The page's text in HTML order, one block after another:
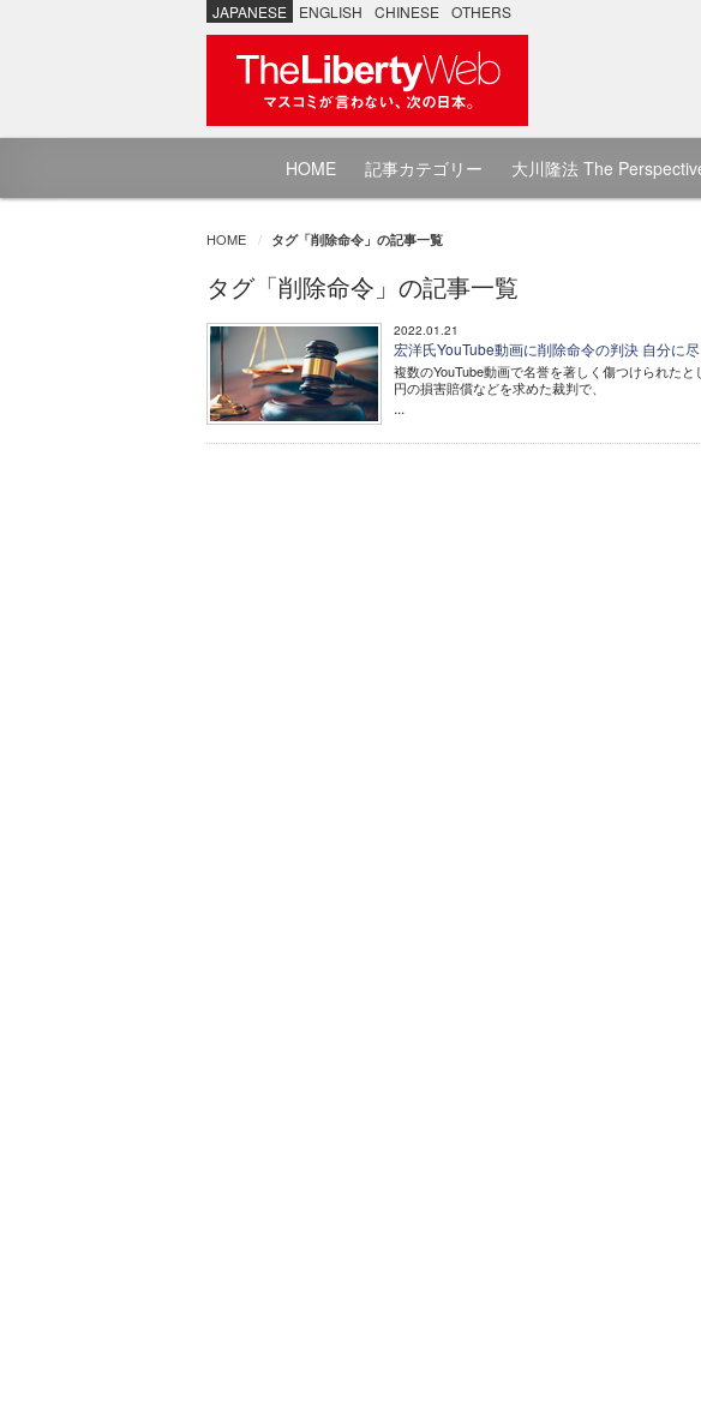
JAPANESE ENGLISH CHINESE OTHERS
HOME 記事カテゴリー 大川隆法 The
HOME タグ「削除命令」の記事一覧
タグ「削除命令」の記事一覧
2022.01.21
宏洋氏YouTube動画に削除命令の判決 自分に
複数のYouTube動画で名誉を著しく傷つけられた
円の損害賠償などを求めた裁判で、
...